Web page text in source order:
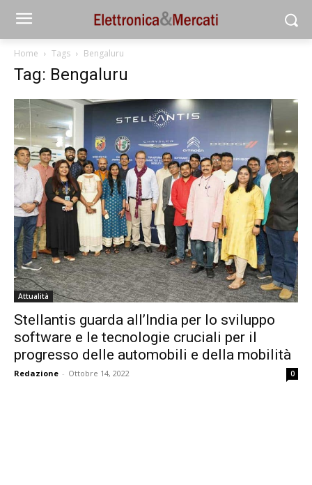
Home Tags Bengaluru
Tag: Bengaluru
Attualità
Stellantis guarda all’India per lo sviluppo
software e le tecnologie cruciali per il
progresso delle automobili e della mobilità
Redazione - Ottobre 14, 2022 0